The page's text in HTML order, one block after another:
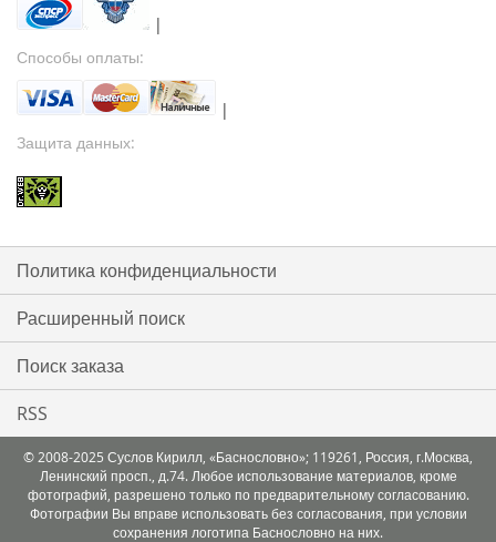
|
Способы оплаты:
|
Защита данных:
Политика конфиденциальности
Расширенный поиск
Поиск заказа
RSS
© 2008-2025 Суслов Кирилл, «Баснословно»; 119261, Россия, г.Москва,
Ленинский просп., д.74. Любое использование материалов, кроме
фотографий, разрешено только по предварительному согласованию.
Фотографии Вы вправе использовать без согласования, при условии
сохранения логотипа Баснословно на них.